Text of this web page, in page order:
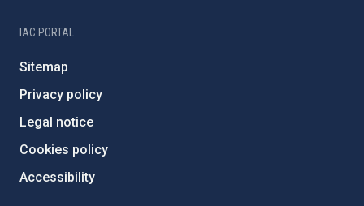
IAC PORTAL
Sitemap
Privacy policy
Legal notice
Cookies policy
Accessibility